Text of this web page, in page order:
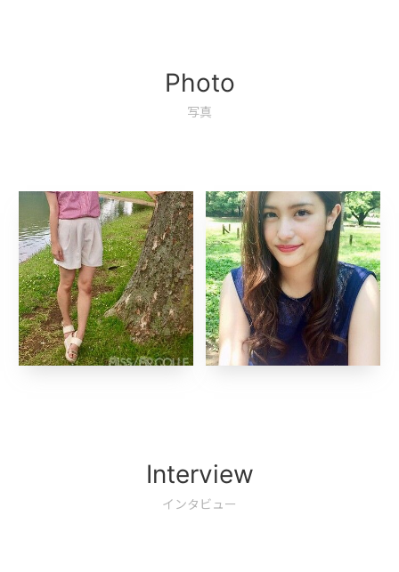
Photo
写真
Interview
インタビュー